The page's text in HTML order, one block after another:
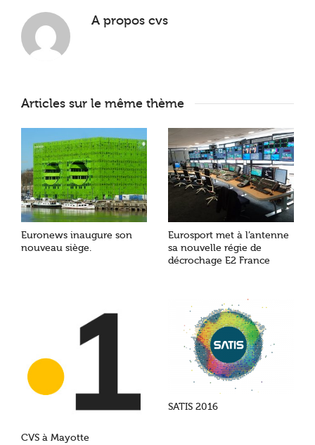
A propos cvs
Articles sur le même thème
Euronews inaugure son
nouveau siège.
Eurosport met à l’antenne
sa nouvelle régie de
décrochage E2 France
CVS à Mayotte
SATIS 2016